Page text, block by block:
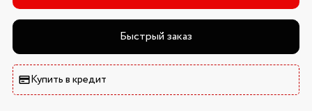
Быстрый заказ
Купить в кредит